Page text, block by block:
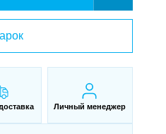
Личный менеджер